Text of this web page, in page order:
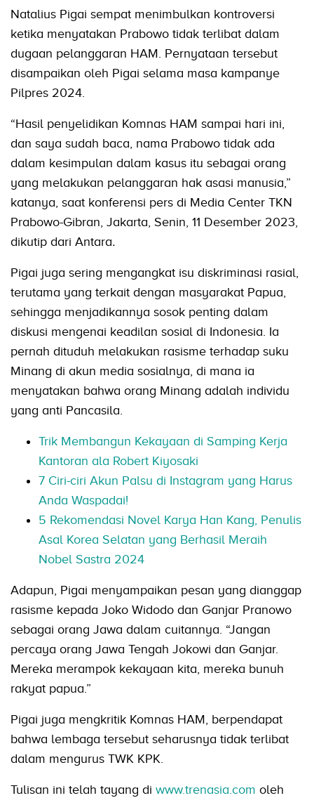
Natalius Pigai sempat menimbulkan kontroversi
ketika menyatakan Prabowo tidak terlibat dalam
dugaan pelanggaran HAM. Pernyataan tersebut
disampaikan oleh Pigai selama masa kampanye
Pilpres 2024.
“Hasil penyelidikan Komnas HAM sampai hari ini,
dan saya sudah baca, nama Prabowo tidak ada
dalam kesimpulan dalam kasus itu sebagai orang
yang melakukan pelanggaran hak asasi manusia,”
katanya, saat konferensi pers di Media Center TKN
Prabowo-Gibran, Jakarta, Senin, 11 Desember 2023,
dikutip dari Antara.
Pigai juga sering mengangkat isu diskriminasi rasial,
terutama yang terkait dengan masyarakat Papua,
sehingga menjadikannya sosok penting dalam
diskusi mengenai keadilan sosial di Indonesia. Ia
pernah dituduh melakukan rasisme terhadap suku
Minang di akun media sosialnya, di mana ia
menyatakan bahwa orang Minang adalah individu
yang anti Pancasila.
Trik Membangun Kekayaan di Samping Kerja
Kantoran ala Robert Kiyosaki
7 Ciri-ciri Akun Palsu di Instagram yang Harus
Anda Waspadai!
5 Rekomendasi Novel Karya Han Kang, Penulis
Asal Korea Selatan yang Berhasil Meraih
Nobel Sastra 2024
Adapun, Pigai menyampaikan pesan yang dianggap
rasisme kepada Joko Widodo dan Ganjar Pranowo
sebagai orang Jawa dalam cuitannya. “Jangan
percaya orang Jawa Tengah Jokowi dan Ganjar.
Mereka merampok kekayaan kita, mereka bunuh
rakyat papua.”
Pigai juga mengkritik Komnas HAM, berpendapat
bahwa lembaga tersebut seharusnya tidak terlibat
dalam mengurus TWK KPK.
Tulisan ini telah tayang di www.trenasia.com oleh